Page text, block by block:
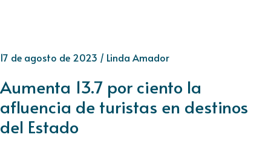
17 de agosto de 2023 / Linda Amador
Aumenta 13.7 por ciento la
afluencia de turistas en destinos
del Estado